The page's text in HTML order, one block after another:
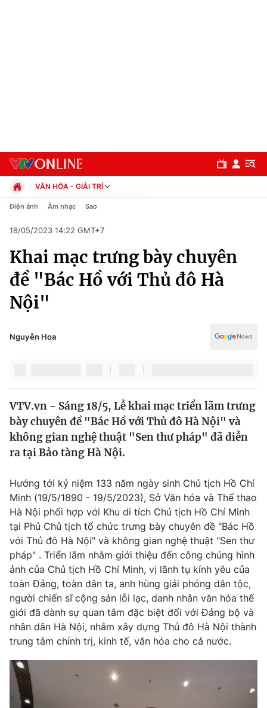
Chuyên mục
Chính trị
Xã hội
Pháp luật
Thế giới
Tin tức
Thế giới đó đây
Câu chuyện quốc tế
Kinh tế
Thị trường
Góc doanh nghiệp
Dữ liệu và đời sống
Truyền hình
Phim VTV
Hậu trường
Nhân vật
Khán giả
Giải sao mai
Giải trí
Điện ảnh
Âm nhạc
Sao
Đời sống
Du lịch
Làm đẹp
Giáo dục
Tuyển sinh
Học trực tuyến
Hitech Công nghệ tương lai
Sản phẩm
Giao lưu trực tuyến
VĂN HÓA - GIẢI TRÍ
Chính trị
Pháp luật
Kinh tế
Thể thao
Truyền hình
Văn hóa - Giải trí
Điện ảnh Âm nhạc Sao
18/05/2023 14:22 GMT+7
Khai mạc trưng bày chuyên
đề "Bác Hồ với Thủ đô Hà
Nội"
Nguyễn Hoa
VTV.vn - Sáng 18/5, Lễ khai mạc triển lãm trưng
bày chuyên đề "Bác Hồ với Thủ đô Hà Nội" và
không gian nghệ thuật "Sen thư pháp" đã diễn
ra tại Bảo tàng Hà Nội.
Hướng tới kỷ niệm 133 năm ngày sinh Chủ tịch Hồ Chí
Minh (19/5/1890 - 19/5/2023), Sở Văn hóa và Thể thao
Hà Nội phối hợp với Khu di tích Chủ tịch Hồ Chí Minh
tại Phủ Chủ tịch tổ chức trưng bày chuyên đề "Bác Hồ
với Thủ đô Hà Nội" và không gian nghệ thuật "Sen thư
pháp" . Triển lãm nhằm giới thiệu đến công chúng hình
ảnh của Chủ tịch Hồ Chí Minh, vị lãnh tụ kính yêu của
toàn Đảng, toàn dân ta, anh hùng giải phóng dân tộc,
người chiến sĩ cộng sản lỗi lạc, danh nhân văn hóa thế
giới đã dành sự quan tâm đặc biệt đối với Đảng bộ và
nhân dân Hà Nội, nhằm xây dựng Thủ đô Hà Nội thành
trung tâm chính trị, kinh tế, văn hóa cho cả nước.